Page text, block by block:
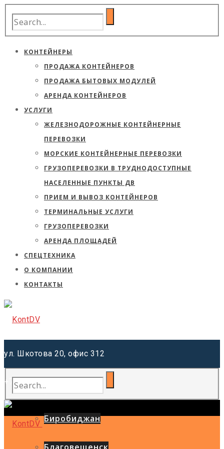
КОНТЕЙНЕРЫ
ПРОДАЖА КОНТЕЙНЕРОВ
ПРОДАЖА БЫТОВЫХ МОДУЛЕЙ
АРЕНДА КОНТЕЙНЕРОВ
УСЛУГИ
ЖЕЛЕЗНОДОРОЖНЫЕ КОНТЕЙНЕРНЫЕ
ПЕРЕВОЗКИ
МОРСКИЕ КОНТЕЙНЕРНЫЕ ПЕРЕВОЗКИ
ГРУЗОПЕРЕВОЗКИ В ТРУДНОДОСТУПНЫЕ
НАСЕЛЕННЫЕ ПУНКТЫ ДВ
ПРИЕМ И ВЫВОЗ КОНТЕЙНЕРОВ
ТЕРМИНАЛЬНЫЕ УСЛУГИ
ГРУЗОПЕРЕВОЗКИ
АРЕНДА ПЛОЩАДЕЙ
СПЕЦТЕХНИКА
О КОМПАНИИ
КОНТАКТЫ
ул. Шкотова 20, офис 312
+7 (962) 220-41-81
Хабаровск
Биробиджан
Благовещенск